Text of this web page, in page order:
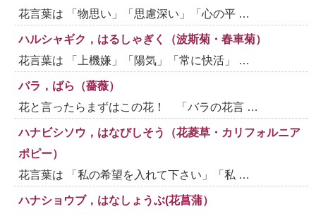
花言葉は 「物思い」「思慮深い」「心の平 …
ハルシャギク，はるしゃぎく（波斯菊・春車菊）
花言葉は 「上機嫌」「陽気」「常に快活」 …
バラ，ばら（薔薇）
花と言ったらまずはこの花！ 「バラの花言 …
ハナビシソウ，はなびしそう（花菱草・カリフォルニア
ポピー）
花言葉は 「私の希望を入れて下さい」「私 …
ハナショウブ，はなしょうぶ(花菖蒲）